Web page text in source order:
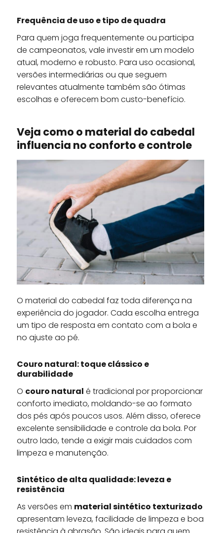
Frequência de uso e tipo de quadra
Para quem joga frequentemente ou participa
de campeonatos, vale investir em um modelo
atual, moderno e robusto. Para uso ocasional,
versões intermediárias ou que seguem
relevantes atualmente também são ótimas
escolhas e oferecem bom custo-benefício.
Veja como o material do cabedal
influencia no conforto e controle
O material do cabedal faz toda diferença na
experiência do jogador. Cada escolha entrega
um tipo de resposta em contato com a bola e
no ajuste ao pé.
Couro natural: toque clássico e
durabilidade
O couro natural é tradicional por proporcionar
conforto imediato, moldando-se ao formato
dos pés após poucos usos. Além disso, oferece
excelente sensibilidade e controle da bola. Por
outro lado, tende a exigir mais cuidados com
limpeza e manutenção.
Sintético de alta qualidade: leveza e
resistência
As versões em material sintético texturizado
apresentam leveza, facilidade de limpeza e boa